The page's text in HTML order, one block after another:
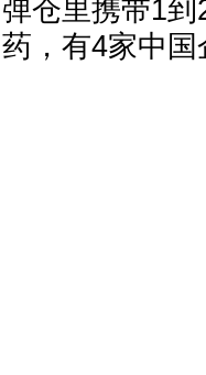
弹仓里携带1
药，有4家中